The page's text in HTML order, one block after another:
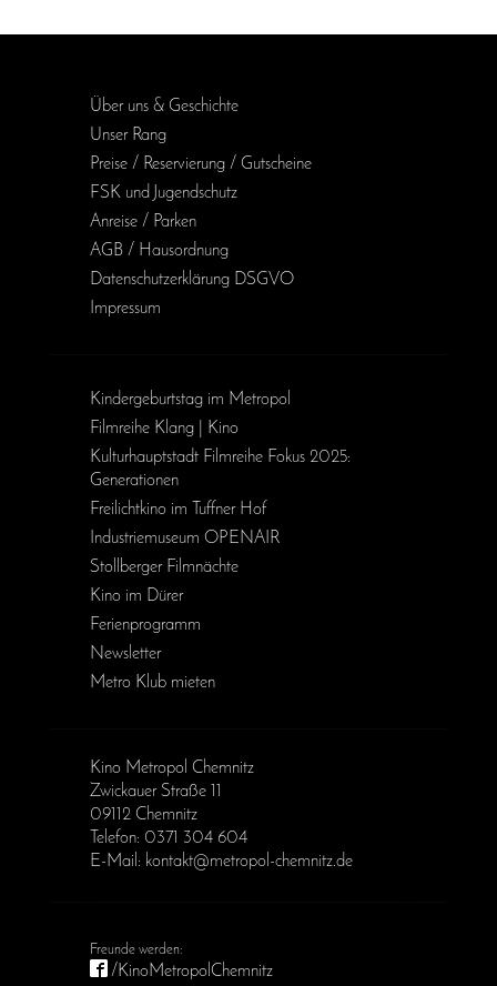
Über uns & Geschichte
Unser Rang
Preise / Reservierung / Gutscheine
FSK und Jugendschutz
Anreise / Parken
AGB / Haus­ordnung
Daten­schutz­erklärung DSGVO
Impressum
Kinder­geburts­tag im Metropol
Filmreihe Klang | Kino
Kulturhauptstadt Filmreihe Fokus 2025:
Generationen
Freilichtkino im Tuffner Hof
Industriemuseum OPENAIR
Stollberger Filmnächte
Kino im Dürer
Ferienprogramm
Newsletter
Metro Klub mieten
Kino Metropol Chemnitz
Zwickauer Straße 11
09112 Chemnitz
Telefon: 0371 304 604
E-Mail: kontakt@metropol-chemnitz.de
/KinoMetropolChemnitz